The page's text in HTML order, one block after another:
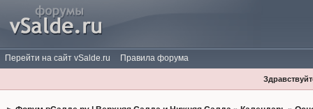
Перейти на сайт vSalde.ru Правила форума